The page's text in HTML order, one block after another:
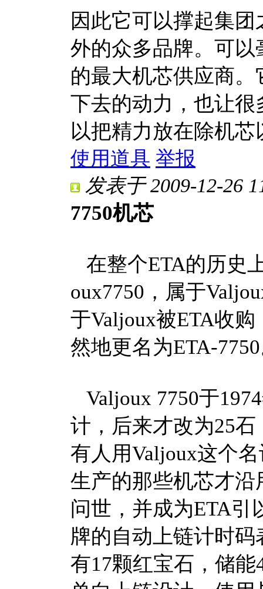
因此它可以撑起集
外的众多品牌。可以
的最大机芯供应商
下去的动力，也让
以把精力放在除机
使用道具 举报
发表于 2009-12-26
7750机芯
在整个ETA的历史
oux7750，属于
于Valjoux被ETA收
然地更名为ETA-
Valjoux 7750于
计，后来才改为25
有人用Valjoux这个
生产的那些机芯才沿
问世，并成为ETA引
牌的自动上链计时
有17颗红宝石，储